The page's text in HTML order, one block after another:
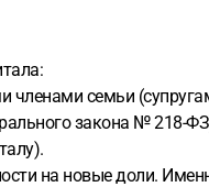
семьи
закона № 218-
на новые доли.